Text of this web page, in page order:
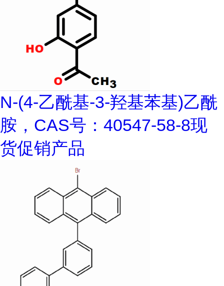
N-(4-乙酰基-3-羟基苯基)乙酰
胺，CAS号：40547-58-8现
货促销产品